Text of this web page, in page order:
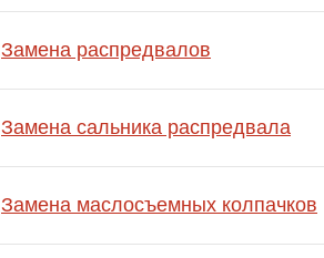
Замена распредвалов
Замена сальника распредвала
Замена маслосъемных колпачков